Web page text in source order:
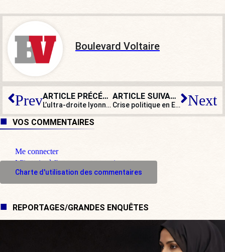
Boulevard Voltaire
Prev ARTICLE PRÉCÉDENT
L’ultra-droite lyonnaise, une sourde menace, selon Darmanin et… Mélenchon !
ARTICLE SUIVANT
Crise politique en Espagne : « L’Espagne n’est pas à vendre ! » Next
VOS COMMENTAIRES
Me connecter
M'inscrire à l'espace commentaire
Charte d'utilisation des commentaires
REPORTAGES/GRANDES ENQUÊTES